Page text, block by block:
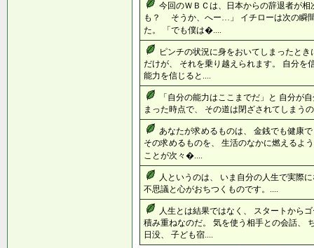
今回のＷＢＣは、日本からの辞退者が
も？ そうか、へー…」 イチローは次の瞬
た。 「でも僕は�....
ピンチの状況に身をおいてしまったと
だけが、 それを乗り越えられます。 自分を
能力を信じると....
「自分の能力はここまでだ」と 自分が
まった時点で、 その道は閉ざされてしまう
あなたが求めるものは、 金銭でも健康
その求めるものを、 生活のなかに燃えるよ
ことが次々�....
人というのは、 いま自分の人生で実際
不思議と心がおちつくものです。....
人生とは結果ではなく、 スタートから
積み重ねなのだ。 気を使う相手との会話、
日没、 子ども宿....